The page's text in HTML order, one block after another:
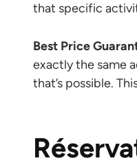
that specific
Best Price
exactly the same
that’s possible.